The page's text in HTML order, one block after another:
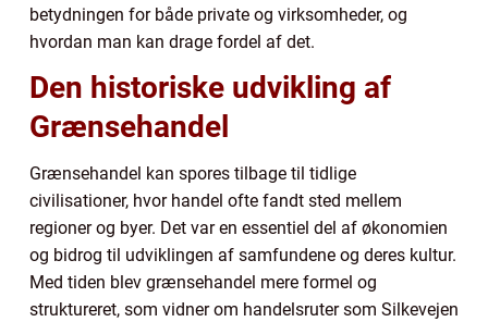
betydningen for både private og virksomheder, og
hvordan man kan drage fordel af det.
Den historiske udvikling af
Grænsehandel
Grænsehandel kan spores tilbage til tidlige
civilisationer, hvor handel ofte fandt sted mellem
regioner og byer. Det var en essentiel del af økonomien
og bidrog til udviklingen af samfundene og deres kultur.
Med tiden blev grænsehandel mere formel og
struktureret, som vidner om handelsruter som Silkevejen